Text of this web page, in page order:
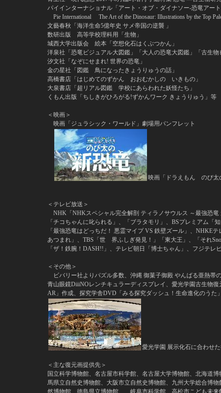
パイインターナショナル「アート・オブ・ダイナソー-恐竜アー
Pie International The Art of the Dinosaur: Illustrations by the Top
文藝春秋「海洋生命5億年史 サメ帝国の逆襲 」
数研出版 高等学校理科用「生物」
城西大学出版会 絵本「空想化石はくぶつかん」
洋泉社「恐竜ビジュアル大図鑑」「大人の恐竜大図鑑」「古
汐文社「なぞにせまれ! 世界
金の星社「図鑑 鳥になったきょうりゅうの話」
高橋書店「はじめてのずかん おおむかしの いきもの」
大泉書店「超リアル図鑑 学校にあらわれた妖怪たち」
くもん出版「ちしきがひろがる!ずかんワーク きょうりゅう」等
＜映画＞
映画「ジュラシック・ワールド」劇場用パンフレット
映画「ドラえもん のび太
＜テレビ放送＞
NHK「NHKスペシャル完全解剖 ティラノサウルス ～最強恐
「チコちゃんに叱られる」、「ブラタモリ」、BSプレミアム
「最強恐竜はどっちだ！ 悪霊マイプ VS 鉄壁ズール」、NHKE
あつまれ」、TBS「世 界ふしぎ発見！」「東大王」、
「 それ
「ザ！鉄腕！DASH!!」、テレビ朝日「博士ちゃん」、フジテ
＜その他＞
ビバリー社よりパズル多数、沖縄 御菓子御殿 やんばる亜熱帯
青山眼鏡DiiiNOレンチキュラーディスプレイ、愛光学園古生物
AR」作成、探究学舎DVD「みる探究ダッシュ！生命進化のう
愛光学園 展示化石に合わせ
＜主な復元画提供先＞
国立科学博物館、名古屋市科学館、名古屋大学博物館、北海道
馬県立自然史博物館、大阪市立自然史博物館、九州大学総合博
然博物館、徳島県立博物館、、岐阜市科学館、高松市こども未